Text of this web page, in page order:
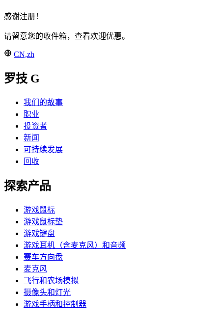
感谢注册！
请留意您的收件箱，查看欢迎优惠。
CN,zh
罗技 G
我们的故事
职业
投资者
新闻
可持续发展
回收
探索产品
游戏鼠标
游戏鼠标垫
游戏键盘
游戏耳机（含麦克风）和音频
赛车方向盘
麦克风
飞行和农场模拟
摄像头和灯光
游戏手柄和控制器